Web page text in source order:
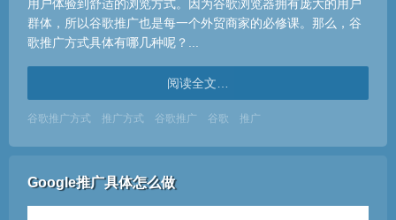
用户体验到舒适的浏览方式。因为谷歌浏览器拥有庞大的用户
群体，所以谷歌推广也是每一个外贸商家的必修课。那么，谷
歌推广方式具体有哪几种呢？...
阅读全文…
谷歌推广方式 推广方式 谷歌推广 谷歌 推广
Google推广具体怎么做